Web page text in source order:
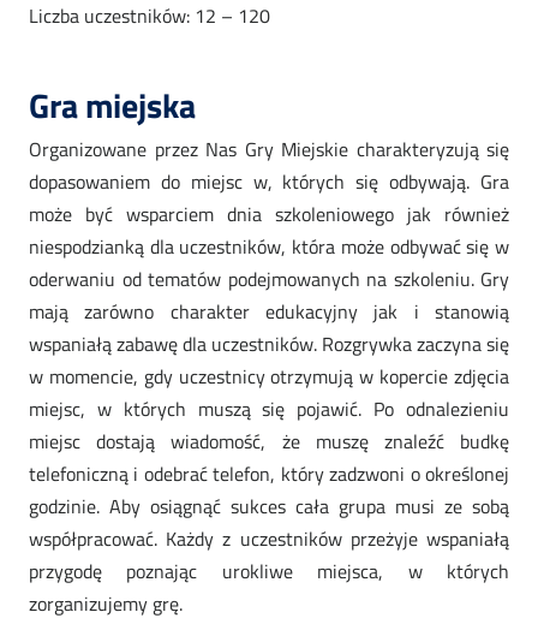
Liczba uczestników: 12 – 120
Gra miejska
Organizowane przez Nas Gry Miejskie charakteryzują się
dopasowaniem do miejsc w, których się odbywają. Gra
może być wsparciem dnia szkoleniowego jak również
niespodzianką dla uczestników, która może odbywać się w
oderwaniu od tematów podejmowanych na szkoleniu. Gry
mają zarówno charakter edukacyjny jak i stanowią
wspaniałą zabawę dla uczestników. Rozgrywka zaczyna się
w momencie, gdy uczestnicy otrzymują w kopercie zdjęcia
miejsc, w których muszą się pojawić. Po odnalezieniu
miejsc dostają wiadomość, że muszę znaleźć budkę
telefoniczną i odebrać telefon, który zadzwoni o określonej
godzinie. Aby osiągnąć sukces cała grupa musi ze sobą
współpracować. Każdy z uczestników przeżyje wspaniałą
przygodę poznając urokliwe miejsca, w których
zorganizujemy grę.